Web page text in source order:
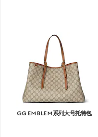
GG EMBLEM系列大号托特包